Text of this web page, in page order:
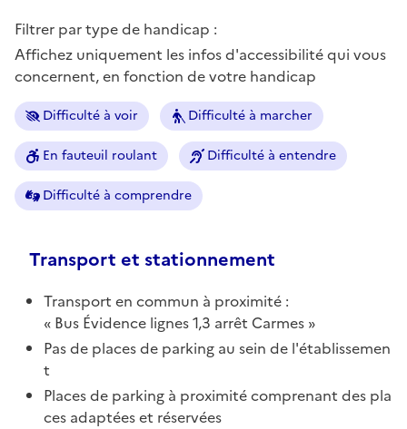
Filtrer par type de handicap :
Affichez uniquement les infos d'accessibilité qui vous
concernent, en fonction de votre handicap
Difficulté à voir Difficulté à marcher
En fauteuil roulant Difficulté à entendre
Difficulté à comprendre
Transport et stationnement
Transport en commun à proximité :
Bus Évidence lignes 1,3 arrêt Carmes
Pas de places de parking au sein de l'établissemen
t
Places de parking à proximité comprenant des pla
ces adaptées et réservées